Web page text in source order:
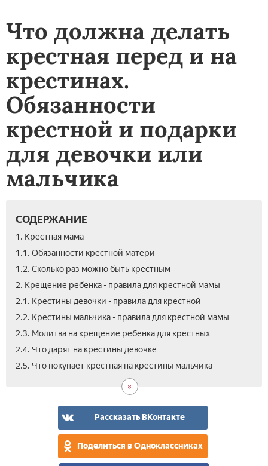
Что должна делать
крестная перед и на
крестинах.
Обязанности
крестной и подарки
для девочки или
мальчика
СОДЕРЖАНИЕ
1. Крестная мама
1.1. Обязанности крестной матери
1.2. Сколько раз можно быть крестным
2. Крещение ребенка - правила для крестной мамы
2.1. Крестины девочки - правила для крестной
2.2. Крестины мальчика - правила для крестной мамы
2.3. Молитва на крещение ребенка для крестных
2.4. Что дарят на крестины девочке
2.5. Что покупает крестная на крестины мальчика
Рассказать ВКонтакте
Поделиться в Одноклассниках